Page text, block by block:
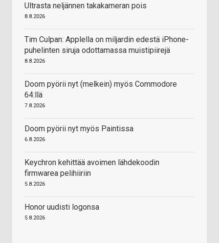
Ultrasta neljännen takakameran pois
8.8.2026
Tim Culpan: Applella on miljardin edestä iPhone-
puhelinten siruja odottamassa muistipiirejä
8.8.2026
Doom pyörii nyt (melkein) myös Commodore
64:llä
7.8.2026
Doom pyörii nyt myös Paintissa
6.8.2026
Keychron kehittää avoimen lähdekoodin
firmwarea pelihiiriin
5.8.2026
Honor uudisti logonsa
5.8.2026